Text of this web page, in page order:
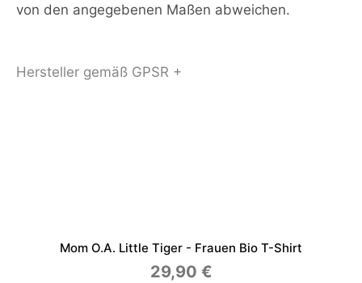
von den angegebenen Maßen abweichen.
Hersteller gemäß GPSR +
Mom O.a. Little Tiger - Frauen Bio T-Shirt
29,90 €